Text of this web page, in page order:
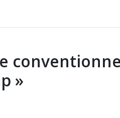
»